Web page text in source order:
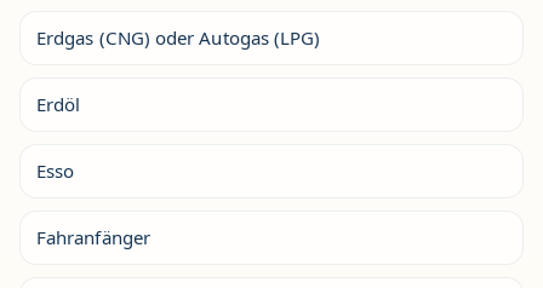
Erdgas (CNG) oder Autogas (LPG)
Erdöl
Esso
Fahranfänger